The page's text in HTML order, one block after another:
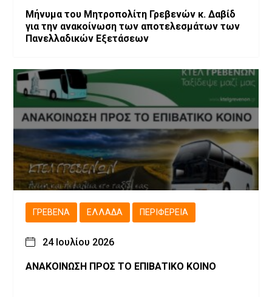
Μήνυμα του Μητροπολίτη Γρεβενών κ. Δαβίδ
για την ανακοίνωση των αποτελεσμάτων των
Πανελλαδικών Εξετάσεων
ΓΡΕΒΕΝΆ ΕΛΛΆΔΑ ΠΕΡΙΦΈΡΕΙΑ
24 Ιουλίου 2026
ΑΝΑΚΟΙΝΩΣΗ ΠΡΟΣ ΤΟ ΕΠΙΒΑΤΙΚΟ ΚΟΙΝΟ